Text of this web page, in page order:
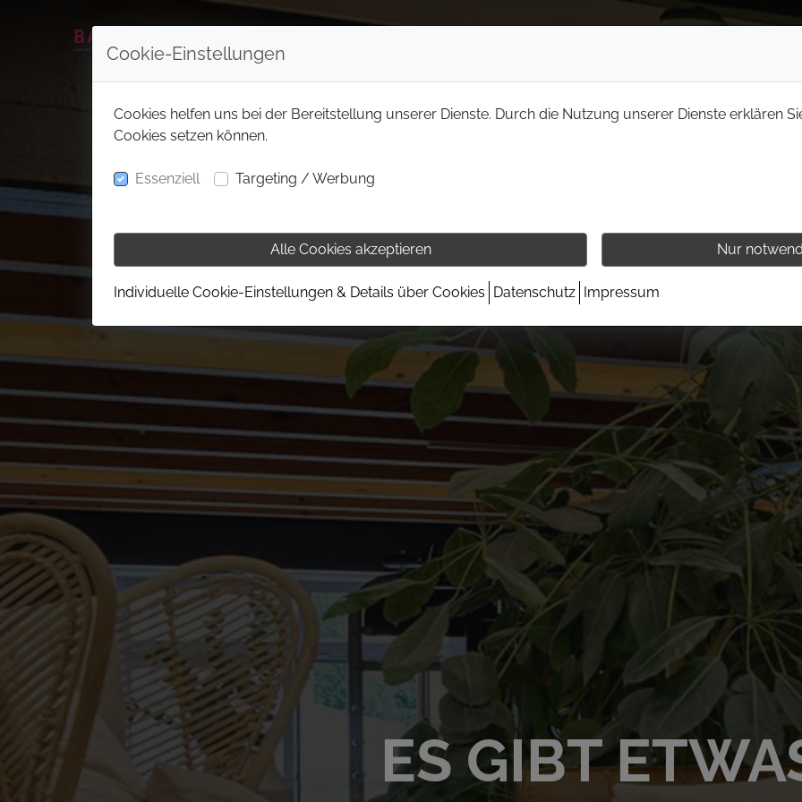
ES GIBT
Cookie-Einstellungen
Cookies helfen uns bei der Bereitstellung unserer Dienste. Durch die Nutzung unserer Dienste erklären
Cookies setzen können.
Essenziell Targeting / Werbung
Alle Cookies akzeptieren Nur
Individuelle Cookie-Einstellungen & Details über Cookies Datenschutz Impressum